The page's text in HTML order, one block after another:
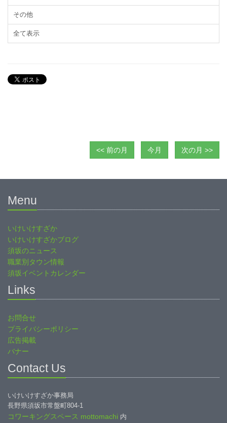
その他
全て表示
<< 前の月 今月 次の月 >>
Menu
いけいけすざか
いけいけすざかブログ
須坂のニュース
職業別タウン情報
須坂イベントカレンダー
Links
お問合せ
プライバシーポリシー
広告掲載
バナー
Contact Us
いけいけすざか事務局
長野県須坂市常盤町804-1
コワーキングスペース mottomachi 内